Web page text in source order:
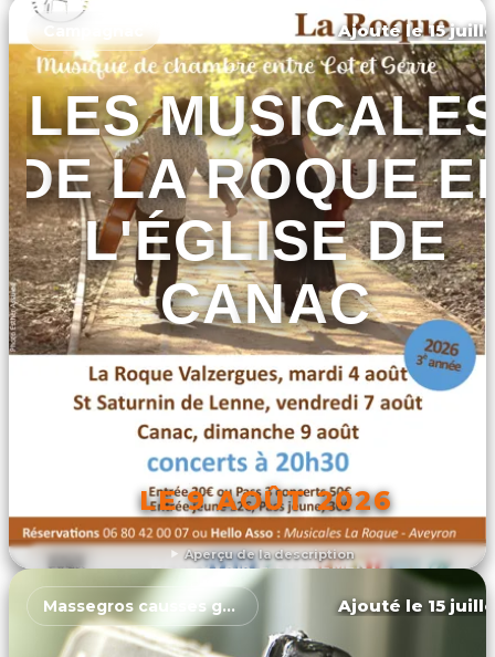
Aperçu de la description
Campagnac Ajouté le 15
LES
DE LA ROQUE
L'ÉGLISE DE
CANAC
LE 9 AOÛT 2026
DÉCOUVRIR L'ÉVÉNEMENT
Massegros causses gorges Ajouté le 15